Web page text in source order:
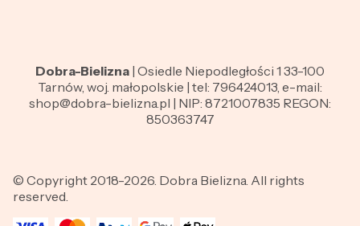
Dobra-Bielizna | Osiedle Niepodległości 1 33-100
Tarnów, woj. małopolskie | tel: 796424013, e-mail:
shop@dobra-bielizna.pl | NIP: 8721007835 REGON:
850363747
© Copyright 2018-2026. Dobra Bielizna. All rights
reserved.